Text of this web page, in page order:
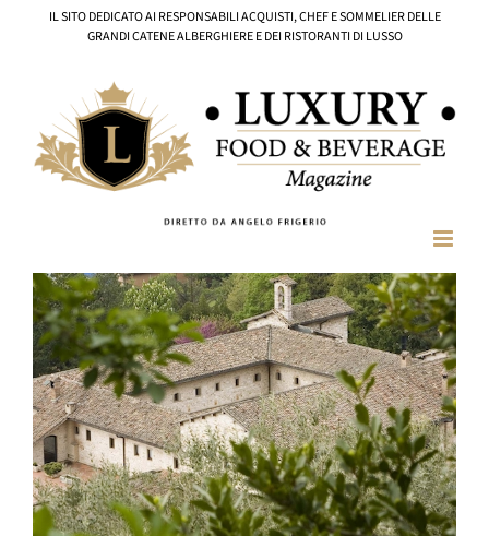
IL SITO DEDICATO AI RESPONSABILI ACQUISTI, CHEF E SOMMELIER DELLE
GRANDI CATENE ALBERGHIERE E DEI RISTORANTI DI LUSSO
Ingrandisci
immagine